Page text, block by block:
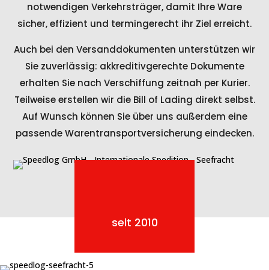
notwendigen Verkehrsträger, damit Ihre Ware
sicher, effizient und termingerecht ihr Ziel erreicht.
Auch bei den Versanddokumenten unterstützen wir
Sie zuverlässig: akkreditivgerechte Dokumente
erhalten Sie nach Verschiffung zeitnah per Kurier.
Teilweise erstellen wir die Bill of Lading direkt selbst.
Auf Wunsch können Sie über uns außerdem eine
passende Warentransportversicherung eindecken.
seit 2010